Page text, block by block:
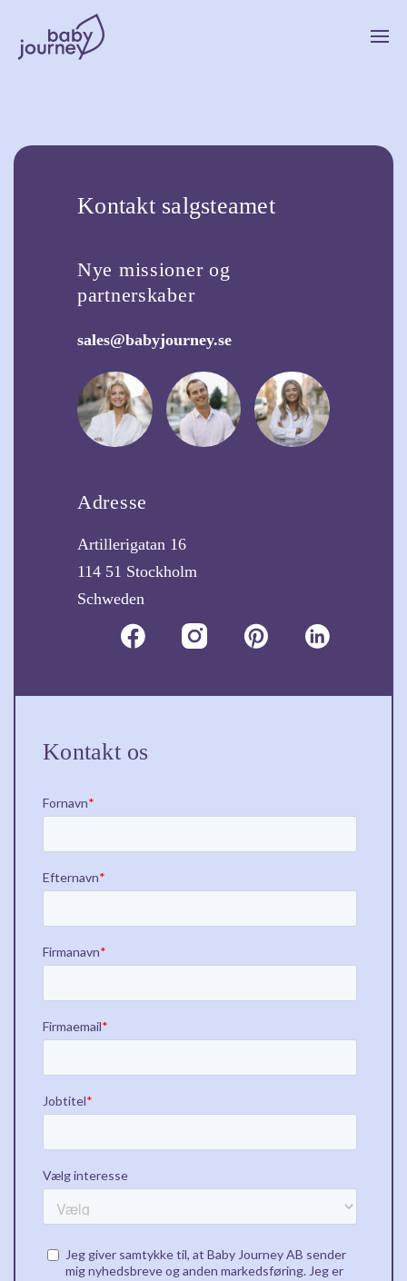
Kontakt salgsteamet
Nye missioner og
partnerskaber
sales@babyjourney.se
Adresse
Artillerigatan 16
114 51 Stockholm
Schweden
Kontakt os